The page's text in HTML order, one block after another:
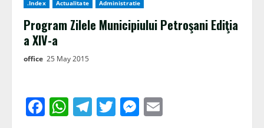
.Index Actualitate Administratie
Program Zilele Municipiului Petroşani Ediţia
a XIV-a
office 25 May 2015
Facebook
WhatsApp
Telegram
TwitterMessenger